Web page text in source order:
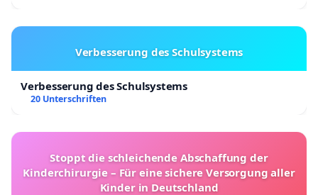
Verbesserung des Schulsystems
Verbesserung des Schulsystems
20 Unterschriften
Stoppt die schleichende Abschaffung der
Kinderchirurgie – Für eine sichere Versorgung aller
Kinder in Deutschland